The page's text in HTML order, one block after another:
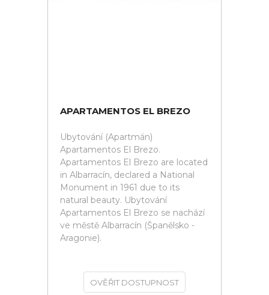
APARTAMENTOS EL BREZO
Ubytování (Apartmán)
Apartamentos El Brezo.
Apartamentos El Brezo are located
in Albarracín, declared a National
Monument in 1961 due to its
natural beauty. Ubytování
Apartamentos El Brezo se nachází
ve městě Albarracín (Španělsko -
Aragonie).
OVĚŘIT DOSTUPNOST